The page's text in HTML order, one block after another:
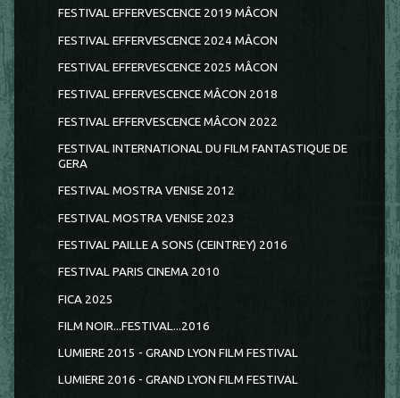
FESTIVAL EFFERVESCENCE 2019 MÂCON
FESTIVAL EFFERVESCENCE 2024 MÂCON
FESTIVAL EFFERVESCENCE 2025 MÂCON
FESTIVAL EFFERVESCENCE MÂCON 2018
FESTIVAL EFFERVESCENCE MÂCON 2022
FESTIVAL INTERNATIONAL DU FILM FANTASTIQUE DE
GERA
FESTIVAL MOSTRA VENISE 2012
FESTIVAL MOSTRA VENISE 2023
FESTIVAL PAILLE A SONS (CEINTREY) 2016
FESTIVAL PARIS CINEMA 2010
FICA 2025
FILM NOIR...FESTIVAL...2016
LUMIERE 2015 - GRAND LYON FILM FESTIVAL
LUMIERE 2016 - GRAND LYON FILM FESTIVAL